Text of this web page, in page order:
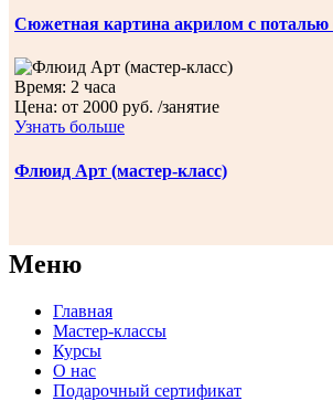
Сюжетная картина акрилом с поталью
Время: 2 часа
Цена: от 2000 руб. /занятие
Узнать больше
Флюид Арт (мастер-класс)
Меню
Главная
Мастер-классы
Курсы
О нас
Подарочный сертификат